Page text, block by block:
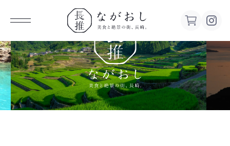
ながお
し 美食
と絶景の